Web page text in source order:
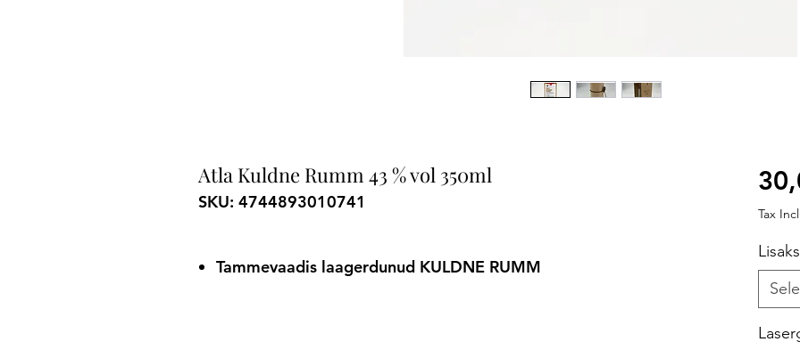
Atla Kuldne Rumm 43 % vol 350ml
SKU: 4744893010741
Tammevaadis laagerdunud KULDNE RUMM
Tax